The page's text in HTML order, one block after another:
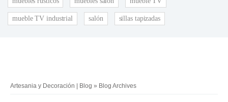
mueble TV industrial salón sillas tapizadas
Artesania y Decoración | Blog » Blog Archives